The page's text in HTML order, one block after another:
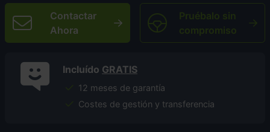
Contactar
Ahora
Pruébalo sin
compromiso
Incluído GRATIS
12 meses de garantía
Costes de gestión y transferencia